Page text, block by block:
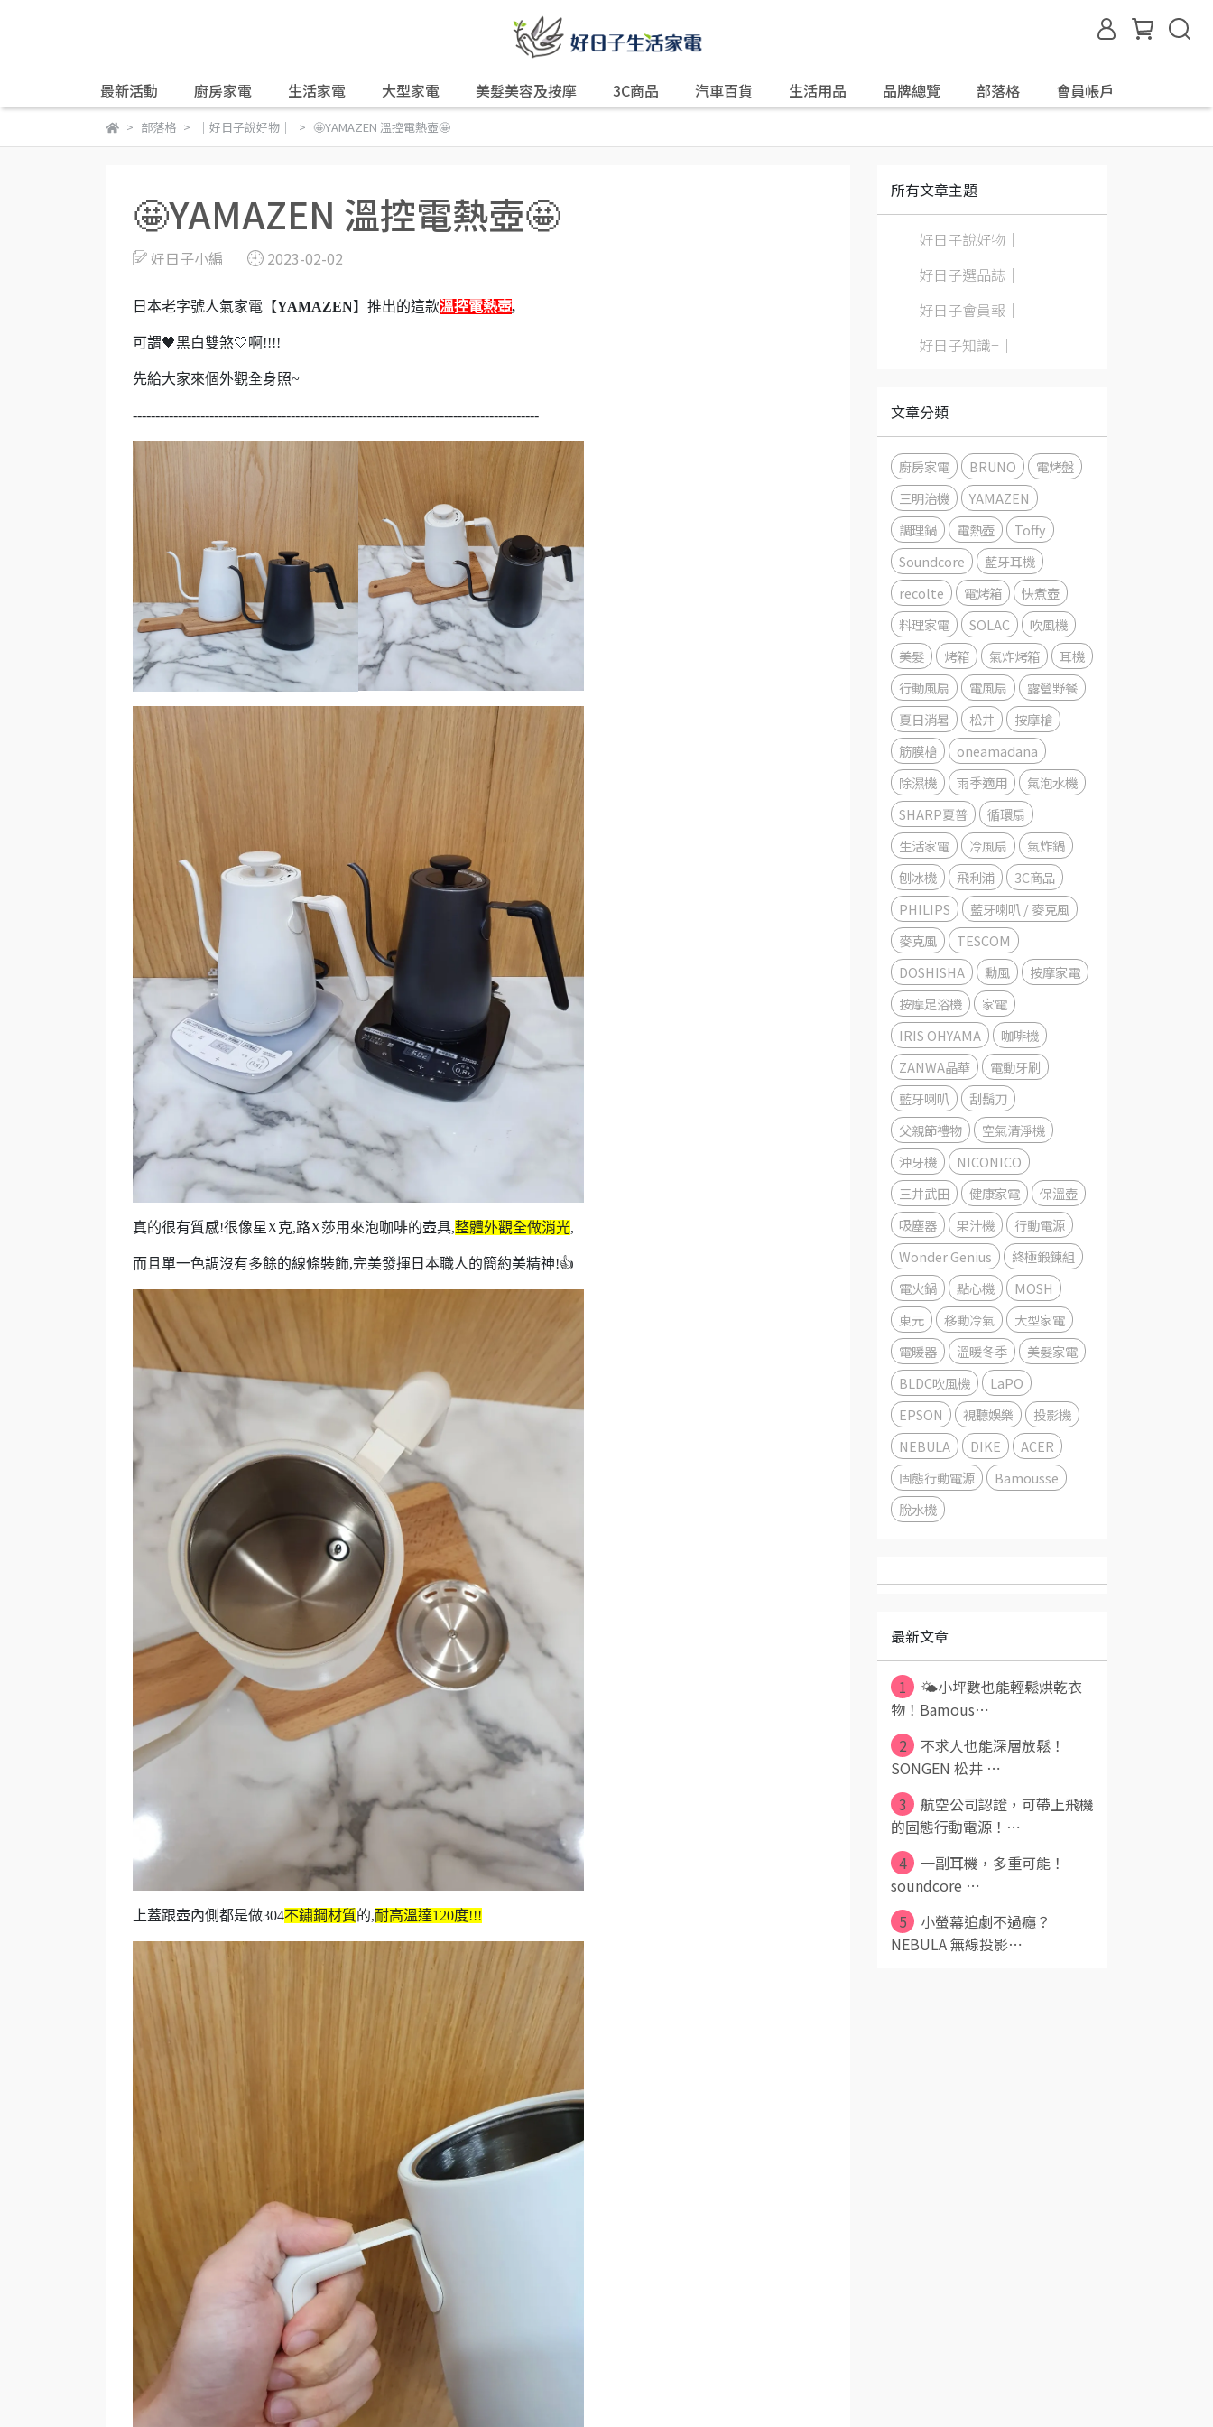
最新活動 廚房家電 生活家電 大型家電 美髮美容及按摩 3C商品 汽車百貨 生活用品 品牌總覽 部落格 會員帳戶
部落格 ｜好日子說好物｜ 🤩YAMAZEN 溫控電熱壺🤩
🤩YAMAZEN 溫控電熱壺🤩
好日子小編 2023-02-02
日本老字號人氣家電【YAMAZEN】推出的這款溫控電熱壺,
可謂🖤黑白雙煞🤍啊!!!!
先給大家來個外觀全身照~
------------------------------------------------------------------------------------------
真的很有質感!很像星X克,路X莎用來泡咖啡的壺具,整體外觀全做消光,
而且單一色調沒有多餘的線條裝飾,完美發揮日本職人的簡約美精神!👍
上蓋跟壺內側都是做304不鏽鋼材質的,耐高溫達120度!!!
所有文章主題
｜好日子說好物｜
｜好日子選品誌｜
｜好日子會員報｜
｜好日子知識+｜
文章分類
廚房家電 BRUNO
電烤盤
三明治機
YAMAZEN
調理鍋
電熱壺
Toffy
Soundcore
藍牙耳機
recolte
電烤箱
快煮壺
料理家電
SOLAC
吹風機
美髮
烤箱 氣炸烤箱
耳機
行動風扇
電風扇
露營野餐
夏日消暑
松井
按摩槍
筋膜槍
oneamadana
除濕機
雨季適用
氣泡水機
SHARP夏普
循環扇
生活家電
冷風扇
氣炸鍋
刨冰機
飛利浦
3C商品
PHILIPS
藍牙喇叭 / 麥克風
麥克風
TESCOM
DOSHISHA
勳風
按摩家電
按摩足浴機
家電
IRIS OHYAMA
咖啡機
ZANWA晶華
電動牙刷
藍牙喇叭
刮鬍刀
父親節禮物
空氣清淨機
沖牙機
NICONICO
三井武田
健康家電
保溫壺
吸塵器
果汁機
行動電源
Wonder Genius
終極鍛鍊組
電火鍋
點心機
MOSH
東元
移動冷氣
大型家電
電暖器
溫暖冬季
美髮家電
BLDC吹風機
LaPO
EPSON
視聽娛樂
投影機
NEBULA
DIKE
ACER
固態行動電源
Bamousse
脫水機
最新文章
1
🌤️小坪數也能輕鬆烘乾衣
物！Bamous⋯
2
不求人也能深層放鬆！
SONGEN 松井 ⋯
3
航空公司認證，可帶上飛機
的固態行動電源！⋯
4
一副耳機，多重可能！
soundcore ⋯
5
小螢幕追劇不過癮？
NEBULA 無線投影⋯